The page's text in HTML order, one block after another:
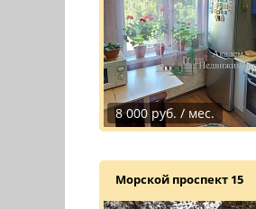
8 000 руб. / мес.
Морской проспект 15